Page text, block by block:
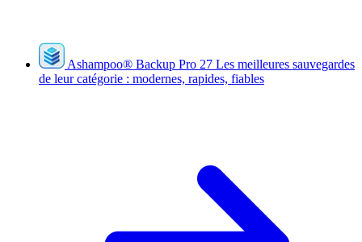
Ashampoo® Backup Pro 27 Les meilleures sauvegardes
de leur catégorie : modernes, rapides, fiables